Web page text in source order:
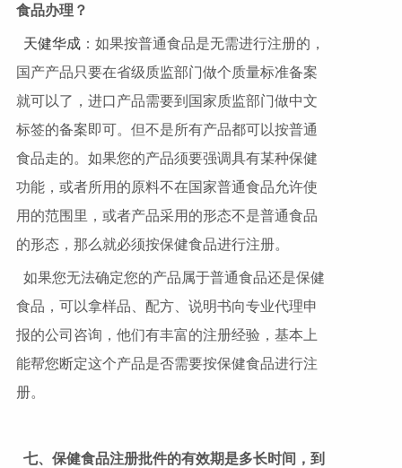
食品办理？
天健华成：如果按普通食品是无需进行注册的，
国产产品只要在省级质监部门做个质量标准备案
就可以了，进口产品需要到国家质监部门做中文
标签的备案即可。但不是所有产品都可以按普通
食品走的。如果您的产品须要强调具有某种保健
功能，或者所用的原料不在国家普通食品允许使
用的范围里，或者产品采用的形态不是普通食品
的形态，那么就必须按保健食品进行注册。
如果您无法确定您的产品属于普通食品还是保健
食品，可以拿样品、配方、说明书向专业代理申
报的公司咨询，他们有丰富的注册经验，基本上
能帮您断定这个产品是否需要按保健食品进行注
册。
七、保健食品注册批件的有效期是多长时间，到